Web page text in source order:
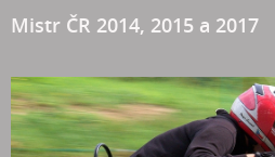
Mistr ČR 2014, 2015 a 2017